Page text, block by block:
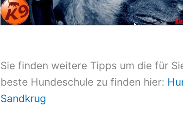
Sie finden weitere Tipps um die für
beste Hundeschule zu finden hier:
Sandkrug